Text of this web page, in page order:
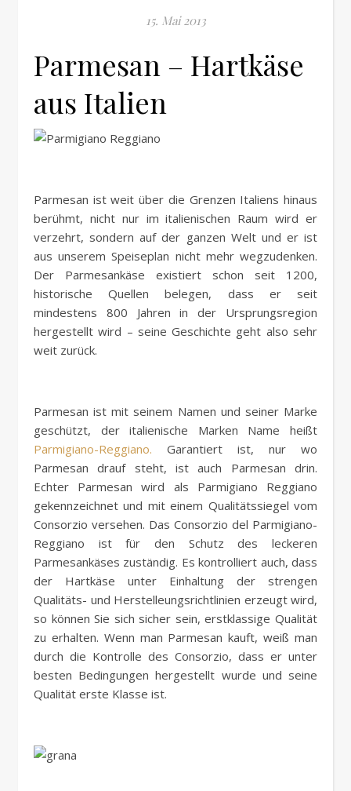
15. Mai 2013
Parmesan – Hartkäse
aus Italien
Parmesan ist weit über die Grenzen Italiens hinaus
berühmt, nicht nur im italienischen Raum wird er
verzehrt, sondern auf der ganzen Welt und er ist
aus unserem Speiseplan nicht mehr wegzudenken.
Der Parmesankäse existiert schon seit 1200,
historische Quellen belegen, dass er seit
mindestens 800 Jahren in der Ursprungsregion
hergestellt wird – seine Geschichte geht also sehr
weit zurück.
Parmesan ist mit seinem Namen und seiner Marke
geschützt, der italienische Marken Name heißt
Parmigiano-Reggiano. Garantiert ist, nur wo
Parmesan drauf steht, ist auch Parmesan drin.
Echter Parmesan wird als Parmigiano Reggiano
gekennzeichnet und mit einem Qualitätssiegel vom
Consorzio versehen. Das Consorzio del Parmigiano-
Reggiano ist für den Schutz des leckeren
Parmesankäses zuständig. Es kontrolliert auch, dass
der Hartkäse unter Einhaltung der strengen
Qualitäts- und Herstelleungsrichtlinien erzeugt wird,
so können Sie sich sicher sein, erstklassige Qualität
zu erhalten. Wenn man Parmesan kauft, weiß man
durch die Kontrolle des Consorzio, dass er unter
besten Bedingungen hergestellt wurde und seine
Qualität erste Klasse ist.